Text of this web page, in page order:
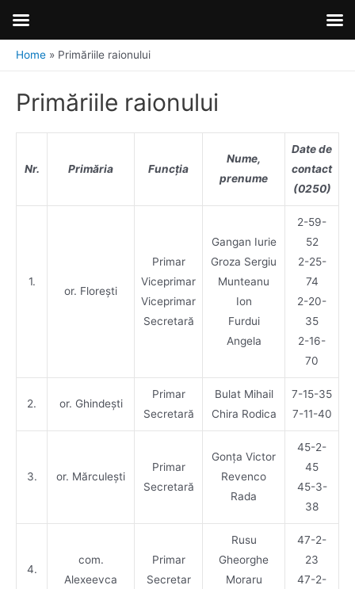
Home Primăriile raionului
Primăriile raionului
Nr. Primăria Funcția
Nume,
prenume
Date de
contact
(0250)
1.
or. Florești
Primar
Viceprimar
Viceprimar
Secretară
Gangan Iurie
Groza Sergiu
Munteanu
Ion
Furdui
Angela
2-59-
52
2-25-
74
2-20-
35
2-16-
70
2. or. Ghindești
Primar
Secretară
Bulat Mihail
Chira Rodica
7-15-35
7-11-40
3. or. Mărculești
Primar
Secretară
Gonța Victor
Revenco
Rada
45-2-
45
45-3-
38
4.
com.
Alexeevca
Primar
Secretar
Rusu
Gheorghe
Moraru
47-2-
23
47-2-